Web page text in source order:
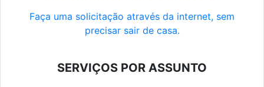
Faça uma solicitação através da internet, sem
precisar sair de casa.
SERVIÇOS POR ASSUNTO